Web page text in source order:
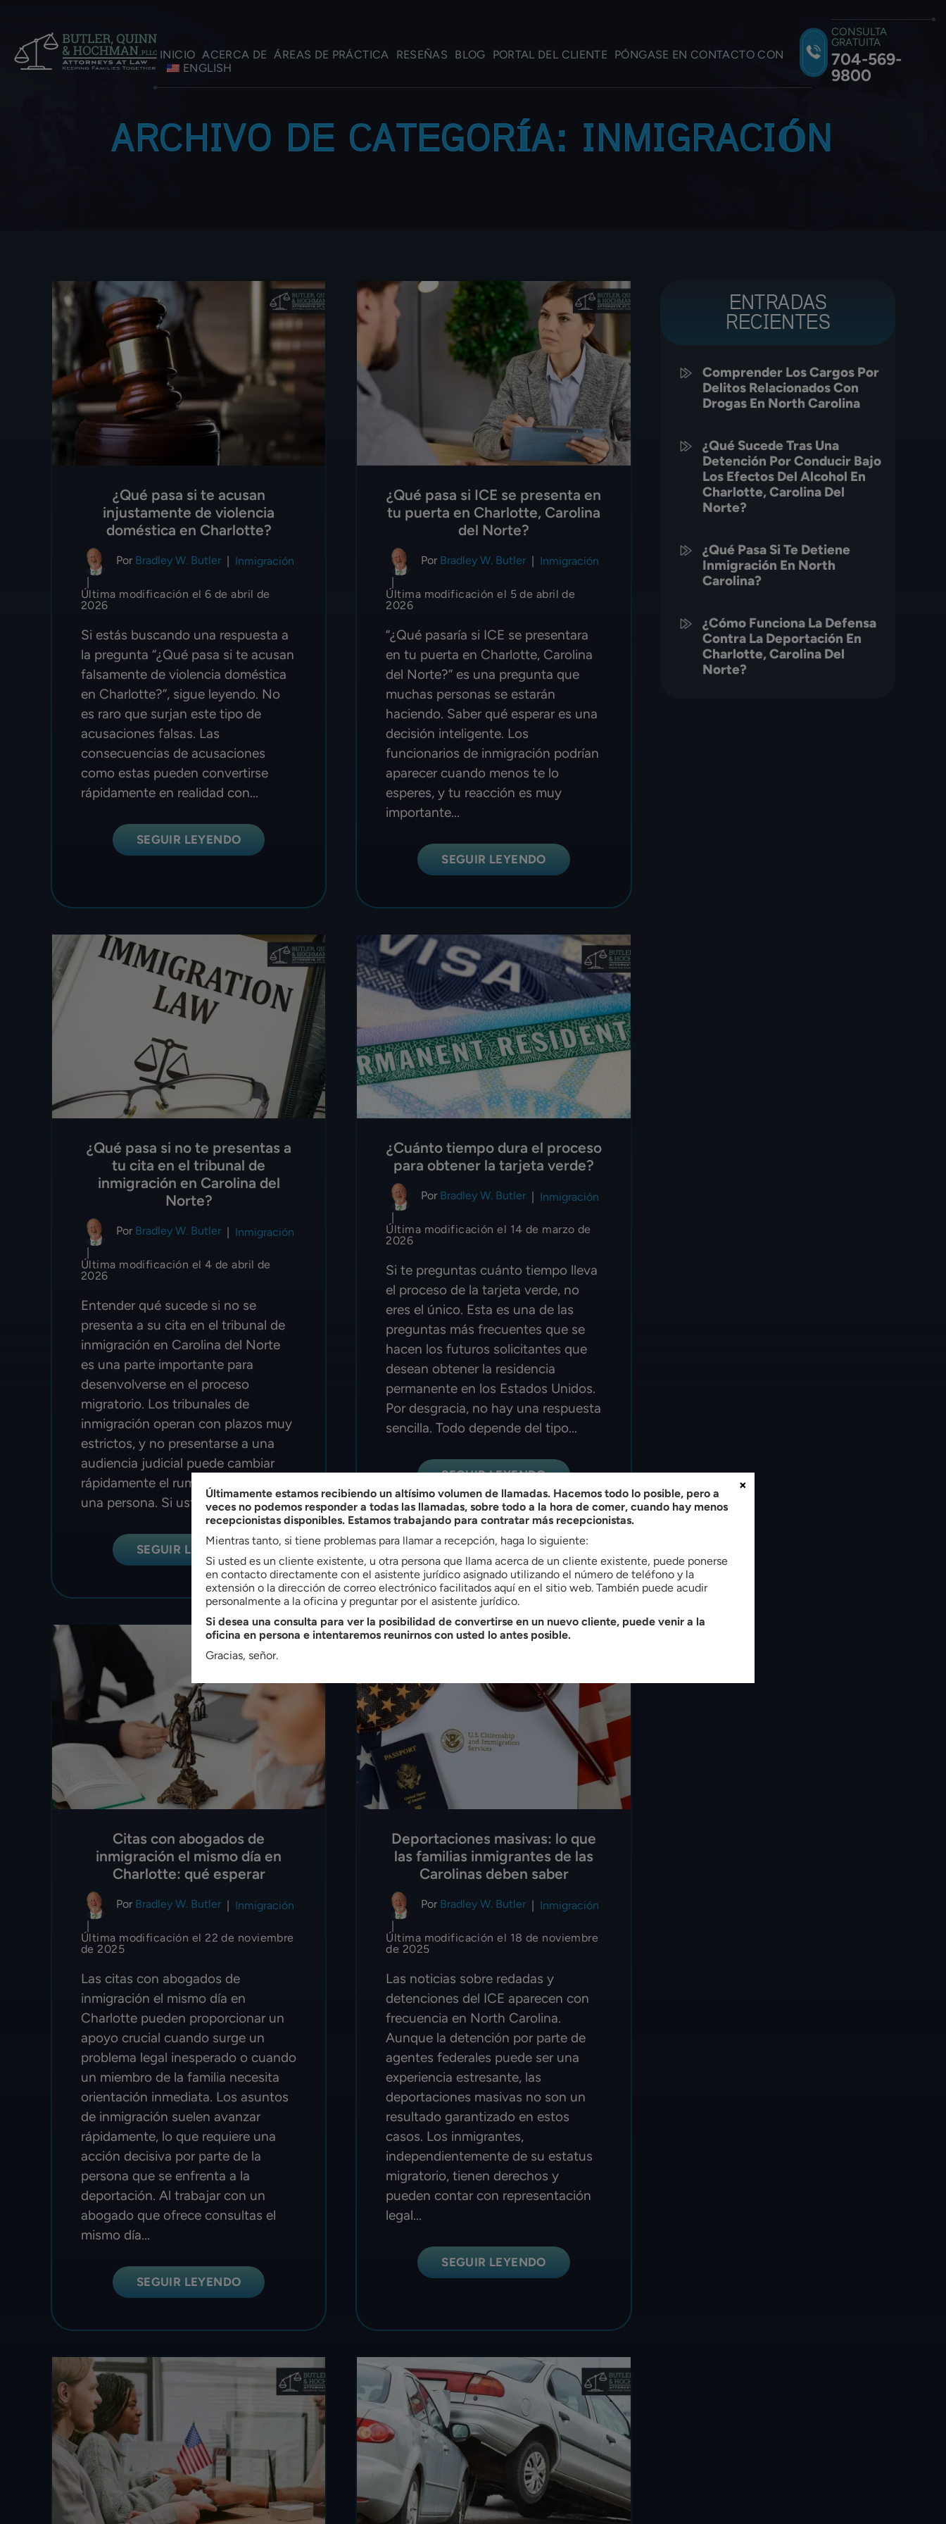
INICIO ACERCA DE ÁREAS DE PRÁCTICA RESEÑAS BLOG PORTAL DEL CLIENTE
PÓNGASE EN CONTACTO CON
ENGLISH
CONSULTA
GRATUITA
704-569-
9800
ARCHIVO DE CATEGORÍA: INMIGRACIÓN
¿Qué pasa si te acusan
injustamente de violencia
doméstica en Charlotte?
Por Bradley W. Butler
Inmigración
|
Última modificación el 6 de abril de
2026
Si estás buscando una respuesta a
la pregunta “¿Qué pasa si te acusan
falsamente de violencia doméstica
en Charlotte?”, sigue leyendo. No
es raro que surjan este tipo de
acusaciones falsas. Las
consecuencias de acusaciones
como estas pueden convertirse
rápidamente en realidad con...
SEGUIR LEYENDO
¿Qué pasa si ICE se presenta en
tu puerta en Charlotte, Carolina
del Norte?
Por Bradley W. Butler
Inmigración
|
Última modificación el 5 de abril de
2026
“¿Qué pasaría si ICE se presentara
en tu puerta en Charlotte, Carolina
del Norte?” es una pregunta que
muchas personas se estarán
haciendo. Saber qué esperar es una
decisión inteligente. Los
funcionarios de inmigración podrían
aparecer cuando menos te lo
esperes, y tu reacción es muy
importante...
SEGUIR LEYENDO
¿Qué pasa si no te presentas a
tu cita en el tribunal de
inmigración en Carolina del
Norte?
Por Bradley W. Butler | Inmigración
Última modificación el 4 de abril de
2026
Entender qué sucede si no se
presenta a su cita en el tribunal de
inmigración en Carolina del Norte
es una parte importante para
desenvolverse en el proceso
migratorio. Los tribunales de
inmigración operan con plazos muy
estrictos, y no presentarse a una
audiencia judicial puede cambiar
rápidamente el rumbo del caso de
una persona. Si usted es...
SEGUIR LEYENDO
¿Cuánto tiempo dura el proceso
para obtener la tarjeta verde?
Por Bradley W. Butler | Inmigración
Última modificación el 14 de marzo de
2026
Si te preguntas cuánto tiempo lleva
el proceso de la tarjeta verde, no
eres el único. Esta es una de las
preguntas más frecuentes que se
hacen los futuros solicitantes que
desean obtener la residencia
permanente en los Estados Unidos.
Por desgracia, no hay una respuesta
sencilla. Todo depende del tipo...
SEGUIR LEYENDO
Citas con abogados de
inmigración el mismo día en
Charlotte: qué esperar
Por Bradley W. Butler | Inmigración
|
Última modificación el 22 de noviembre
de 2025
Las citas con abogados de
inmigración el mismo día en
Charlotte pueden proporcionar un
apoyo crucial cuando surge un
problema legal inesperado o cuando
un miembro de la familia necesita
orientación inmediata. Los asuntos
de inmigración suelen avanzar
rápidamente, lo que requiere una
acción decisiva por parte de la
persona que se enfrenta a la
deportación. Al trabajar con un
abogado que ofrece consultas el
mismo día...
SEGUIR LEYENDO
Deportaciones masivas: lo que
las familias inmigrantes de las
Carolinas deben saber
Por Bradley W. Butler | Inmigración
|
Última modificación el 18 de noviembre
de 2025
Las noticias sobre redadas y
detenciones del ICE aparecen con
frecuencia en North Carolina.
Aunque la detención por parte de
agentes federales puede ser una
experiencia estresante, las
deportaciones masivas no son un
resultado garantizado en estos
casos. Los inmigrantes,
independientemente de su estatus
migratorio, tienen derechos y
pueden contar con representación
legal...
SEGUIR LEYENDO
ENTRADAS
RECIENTES
Comprender Los Cargos Por
Delitos Relacionados Con
Drogas En North Carolina
¿Qué Sucede Tras Una
Detención Por Conducir Bajo
Los Efectos Del Alcohol En
Charlotte, Carolina Del
Norte?
¿Qué Pasa Si Te Detiene
Inmigración En North
Carolina?
¿Cómo Funciona La Defensa
Contra La Deportación En
Charlotte, Carolina Del
Norte?
Últimamente estamos recibiendo un altísimo volumen de llamadas. Hacemos todo lo posible, pero a
veces no podemos responder a todas las llamadas, sobre todo a la hora de comer, cuando hay menos
recepcionistas disponibles. Estamos trabajando para contratar más recepcionistas.
Mientras tanto, si tiene problemas para llamar a recepción, haga lo siguiente:
Si usted es un cliente existente, u otra persona que llama acerca de un cliente existente, puede ponerse
en contacto directamente con el asistente jurídico asignado utilizando el número de teléfono y la
extensión o la dirección de correo electrónico facilitados aquí en el sitio web. También puede acudir
personalmente a la oficina y preguntar por el asistente jurídico.
Si desea una consulta para ver la posibilidad de convertirse en un nuevo cliente, puede venir a la
oficina en persona e intentaremos reunirnos con usted lo antes posible.
Gracias, señor.
×